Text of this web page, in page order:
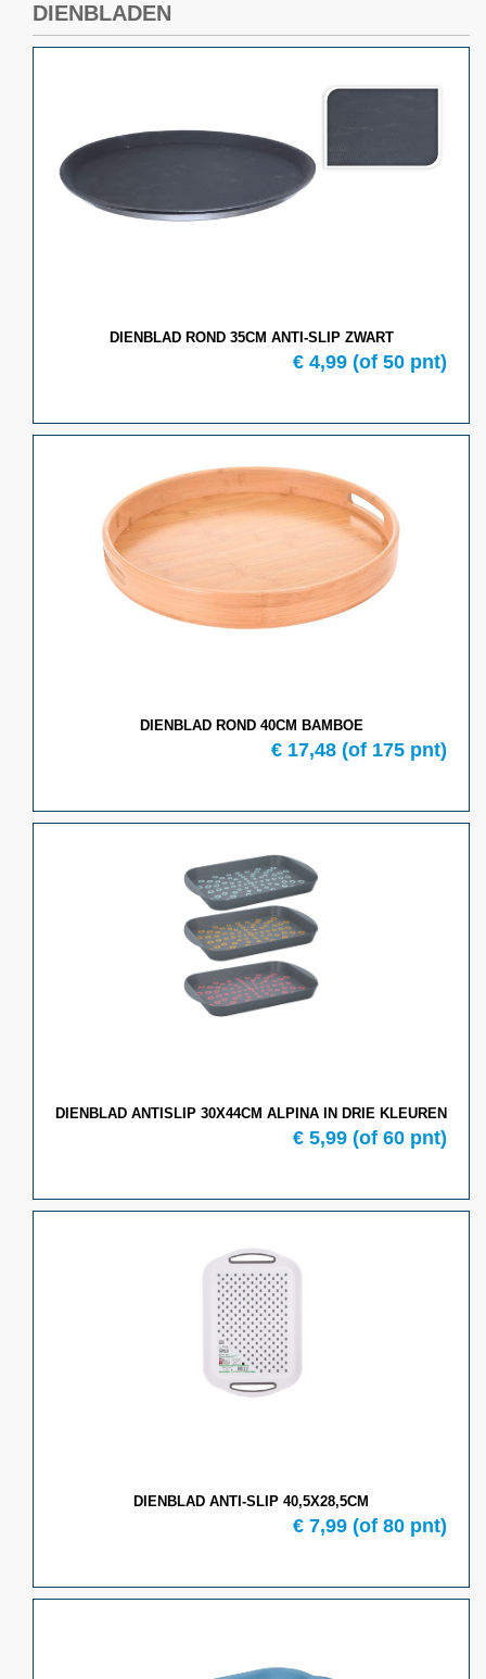
DIENBLADEN
DIENBLAD ROND 35CM ANTI-SLIP ZWART
€ 4,99 (of 50 pnt)
DIENBLAD ROND 40CM BAMBOE
€ 17,48 (of 175 pnt)
DIENBLAD ANTISLIP 30X44CM ALPINA IN DRIE KLEUREN
€ 5,99 (of 60 pnt)
DIENBLAD ANTI-SLIP 40,5X28,5CM
€ 7,99 (of 80 pnt)